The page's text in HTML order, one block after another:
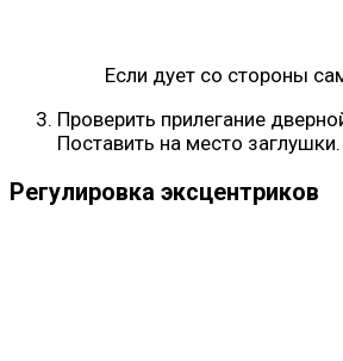
Если дует со стороны
Проверить прилегание
Поставить на место заглушки.
Регулировка эксцентриков